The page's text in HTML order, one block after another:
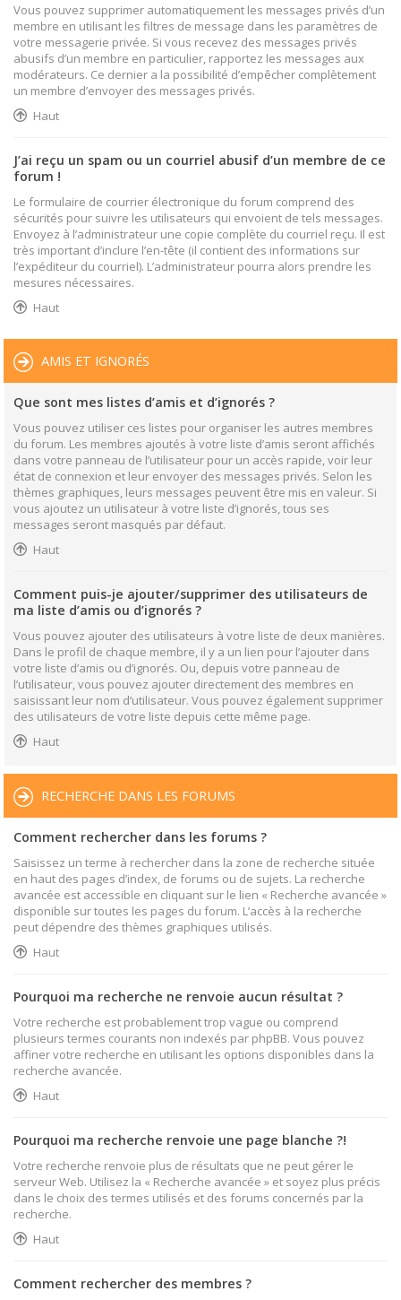
Vous pouvez supprimer automatiquement les messages privés d’un
membre en utilisant les filtres de message dans les paramètres de
votre messagerie privée. Si vous recevez des messages privés
abusifs d’un membre en particulier, rapportez les messages aux
modérateurs. Ce dernier a la possibilité d’empêcher complètement
un membre d’envoyer des messages privés.
Haut
J’ai reçu un spam ou un courriel abusif d’un membre de ce
forum !
Le formulaire de courrier électronique du forum comprend des
sécurités pour suivre les utilisateurs qui envoient de tels messages.
Envoyez à l’administrateur une copie complète du courriel reçu. Il est
très important d’inclure l’en-tête (il contient des informations sur
l’expéditeur du courriel). L’administrateur pourra alors prendre les
mesures nécessaires.
Haut
AMIS ET IGNORÉS
Que sont mes listes d’amis et d’ignorés ?
Vous pouvez utiliser ces listes pour organiser les autres membres
du forum. Les membres ajoutés à votre liste d’amis seront affichés
dans votre panneau de l’utilisateur pour un accès rapide, voir leur
état de connexion et leur envoyer des messages privés. Selon les
thèmes graphiques, leurs messages peuvent être mis en valeur. Si
vous ajoutez un utilisateur à votre liste d’ignorés, tous ses
messages seront masqués par défaut.
Haut
Comment puis-je ajouter/supprimer des utilisateurs de
ma liste d’amis ou d’ignorés ?
Vous pouvez ajouter des utilisateurs à votre liste de deux manières.
Dans le profil de chaque membre, il y a un lien pour l’ajouter dans
votre liste d’amis ou d’ignorés. Ou, depuis votre panneau de
l’utilisateur, vous pouvez ajouter directement des membres en
saisissant leur nom d’utilisateur. Vous pouvez également supprimer
des utilisateurs de votre liste depuis cette même page.
Haut
RECHERCHE DANS LES FORUMS
Comment rechercher dans les forums ?
Saisissez un terme à rechercher dans la zone de recherche située
en haut des pages d’index, de forums ou de sujets. La recherche
avancée est accessible en cliquant sur le lien « Recherche avancée »
disponible sur toutes les pages du forum. L’accès à la recherche
peut dépendre des thèmes graphiques utilisés.
Haut
Pourquoi ma recherche ne renvoie aucun résultat ?
Votre recherche est probablement trop vague ou comprend
plusieurs termes courants non indexés par phpBB. Vous pouvez
affiner votre recherche en utilisant les options disponibles dans la
recherche avancée.
Haut
Pourquoi ma recherche renvoie une page blanche ?!
Votre recherche renvoie plus de résultats que ne peut gérer le
serveur Web. Utilisez la « Recherche avancée » et soyez plus précis
dans le choix des termes utilisés et des forums concernés par la
recherche.
Haut
Comment rechercher des membres ?